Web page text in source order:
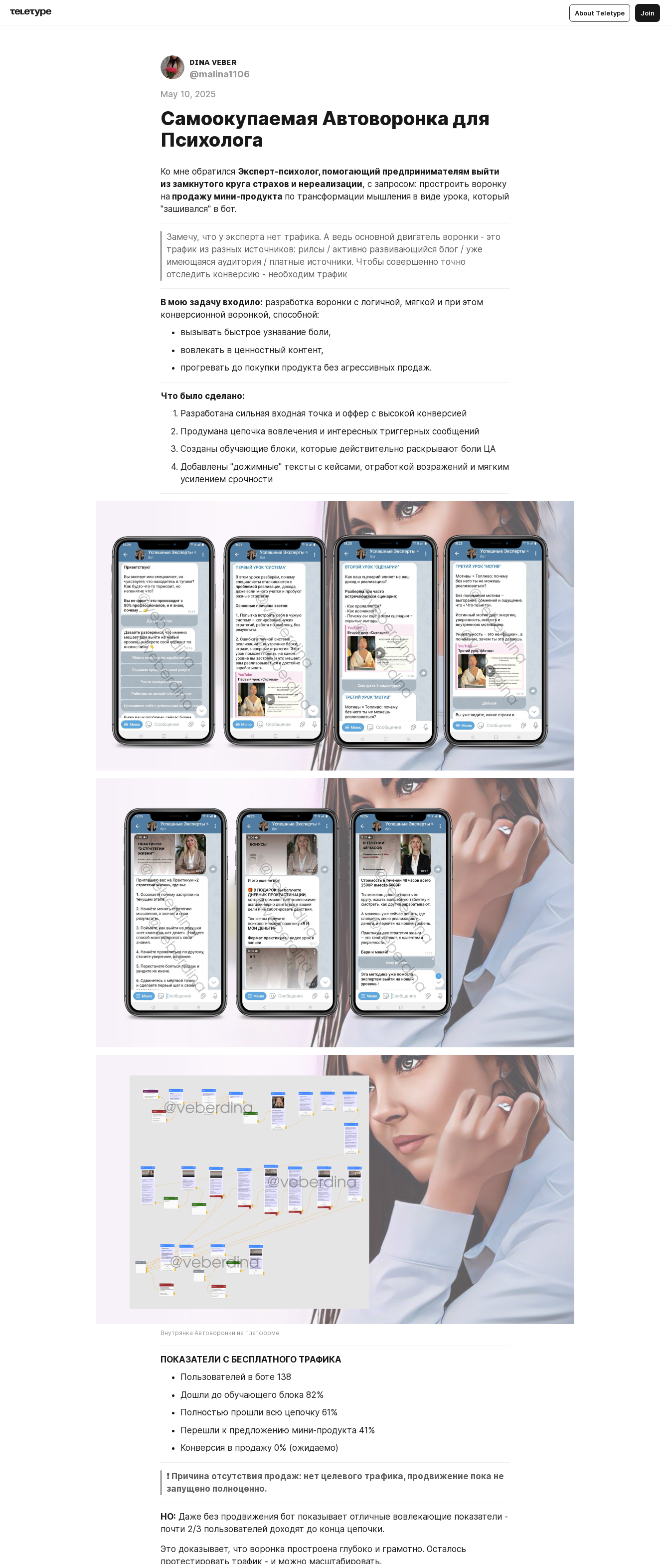
About Teletype Join
ᴅɪɴᴀ ᴠᴇʙᴇʀ
@malina1106
May 10, 2025
Самоокупаемая Автоворонка для
Психолога
Ко мне обратился Эксперт-психолог, помогающий предпринимателям выйти
из замкнутого круга страхов и нереализации, с запросом: простроить воронку
на продажу мини-продукта по трансформации мышления в виде урока, который
"зашивался" в бот.
Замечу, что у эксперта нет трафика. А ведь основной двигатель воронки - это
трафик из разных источников: рилсы / активно развивающийся блог / уже
имеющаяся аудитория / платные источники. Чтобы совершенно точно
отследить конверсию - необходим трафик
В мою задачу входило: разработка воронки с логичной, мягкой и при этом
конверсионной воронкой, способной:
вызывать быстрое узнавание боли,
вовлекать в ценностный контент,
прогревать до покупки продукта без агрессивных продаж.
Что было сделано:
Разработана сильная входная точка и оффер с высокой конверсией
Продумана цепочка вовлечения и интересных триггерных сообщений
Созданы обучающие блоки, которые действительно раскрывают боли ЦА
Добавлены "дожимные" тексты с кейсами, отработкой возражений и мягким
усилением срочности
Внутрянка Автоворонки на платформе
ПОКАЗАТЕЛИ С БЕСПЛАТНОГО ТРАФИКА
Пользователей в боте 138
Дошли до обучающего блока 82%
Полностью прошли всю цепочку 61%
Перешли к предложению мини-продукта 41%
Конверсия в продажу 0% (ожидаемо)
❗ Причина отсутствия продаж: нет целевого трафика, продвижение пока не
запущено полноценно.
НО: Даже без продвижения бот показывает отличные вовлекающие показатели -
почти 2/3 пользователей доходят до конца цепочки.
Это доказывает, что воронка простроена глубоко и грамотно. Осталось
протестировать трафик - и можно масштабировать.